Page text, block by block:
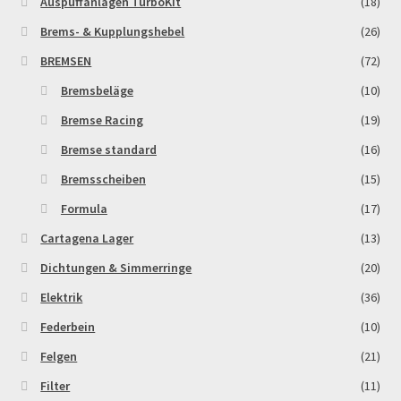
Zahlungsarten
Brems- & Kupplungshebel
(26)
BREMSEN
(72)
Bremsbeläge
(10)
Bremse Racing
(19)
Bremse standard
(16)
Bremsscheiben
(15)
Formula
(17)
Cartagena Lager
(13)
Dichtungen & Simmerringe
(20)
Elektrik
(36)
Federbein
(10)
Felgen
(21)
Filter
(11)